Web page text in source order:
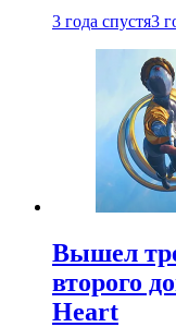
3 года спустя3
Вышел
второго
Heart